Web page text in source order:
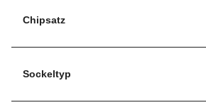
Chipsatz
Sockeltyp